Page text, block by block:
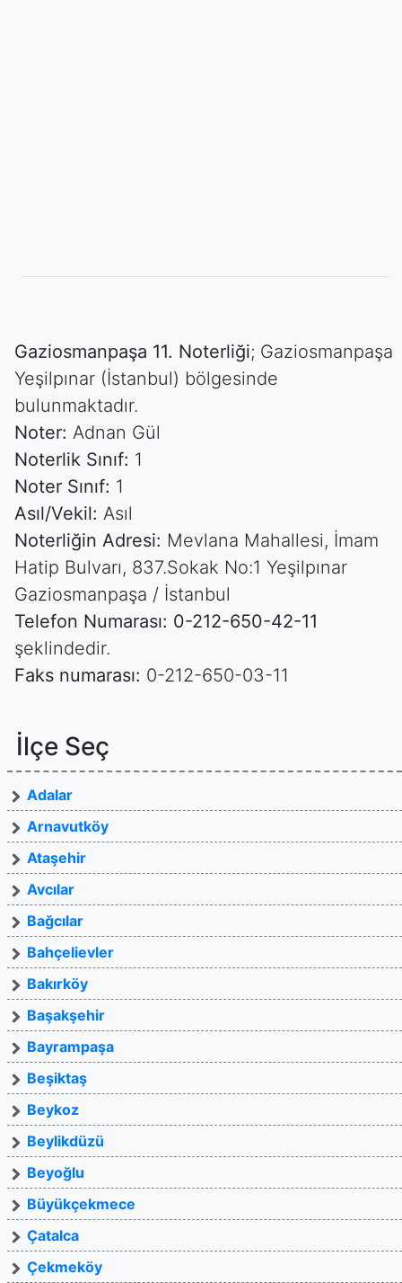
Gaziosmanpaşa 11. Noterliği; Gaziosmanpaşa
Yeşilpınar (İstanbul) bölgesinde
bulunmaktadır.
Noter: Adnan Gül
Noterlik Sınıf: 1
Noter Sınıf: 1
Asıl/Vekil: Asıl
Noterliğin Adresi: Mevlana Mahallesi, İmam
Hatip Bulvarı, 837.Sokak No:1 Yeşilpınar
Gaziosmanpaşa / İstanbul
Telefon Numarası: 0-212-650-42-11
şeklindedir.
Faks numarası: 0-212-650-03-11
İlçe Seç
Adalar
Arnavutköy
Ataşehir
Avcılar
Bağcılar
Bahçelievler
Bakırköy
Başakşehir
Bayrampaşa
Beşiktaş
Beykoz
Beylikdüzü
Beyoğlu
Büyükçekmece
Çatalca
Çekmeköy